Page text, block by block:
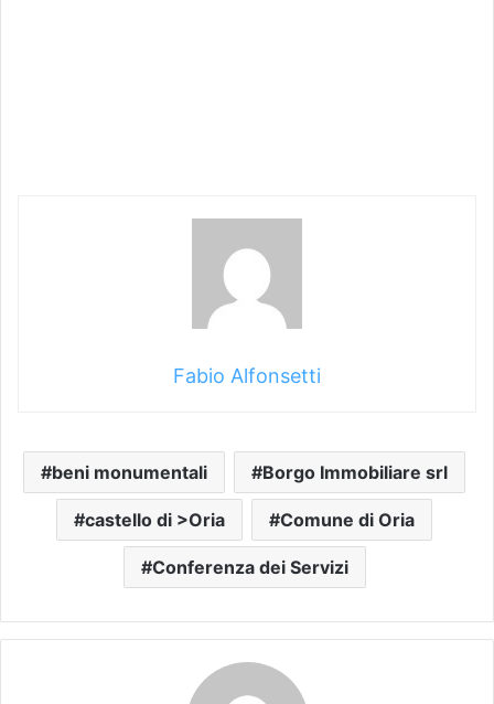
Fabio Alfonsetti
beni monumentali Borgo Immobiliare srl
castello di >Oria Comune di Oria
Conferenza dei Servizi